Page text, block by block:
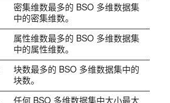
密集维数最多的 BSO 多维数据集
中的密集维数。
属性维数最多的 BSO 多维数据集
中的属性维数。
块数最多的 BSO 多维数据集中的
块数。
任何 BSO 多维数据集中大小最大